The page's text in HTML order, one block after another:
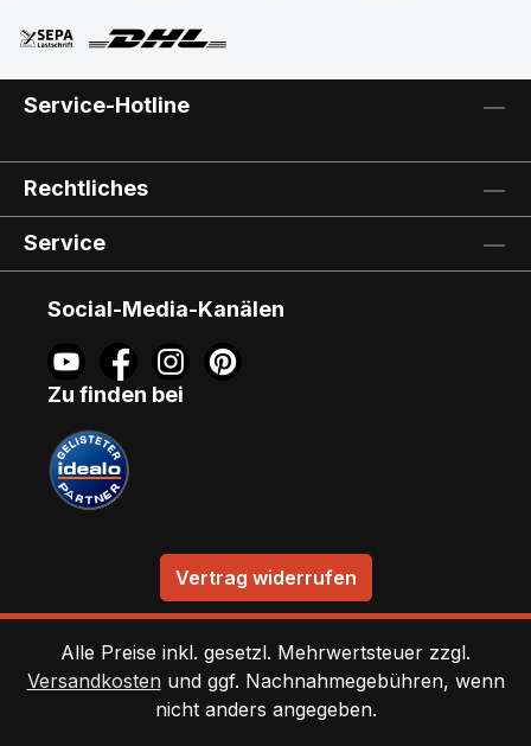
Service-Hotline
Rechtliches
Service
Social-Media-Kanälen
Zu finden bei
Vertrag widerrufen
Alle Preise inkl. gesetzl. Mehrwertsteuer zzgl.
Versandkosten und ggf. Nachnahmegebühren, wenn
nicht anders angegeben.